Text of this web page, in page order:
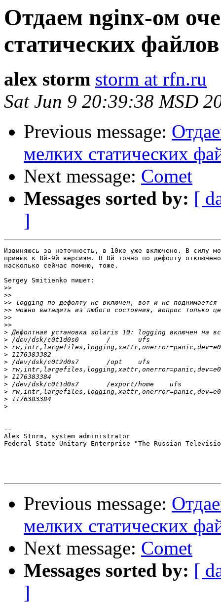
Отдаем nginx-ом
статических файлов
alex storm storm at rfn.ru
Sat Jun 9 20:39:38 MSD
Previous message:
мелких статических
Next message: Comet
Messages sorted by: [
]
Извиняюсь за неточность, в 10ке уже включено. В силу
привык к 8й-9й версиям. В 8й точно по дефолту
насколько сейчас помню, тоже.
Sergey Smitienko пишет:
>>
>>
>>
>>
>>
>>
>
>
>
>
>
>
>
>
>
>
>
--
Alex Storm, system administrator
Federal State Unitary Enterprise "The Russian
Previous message:
мелких статических
Next message: Comet
Messages sorted by: [
]